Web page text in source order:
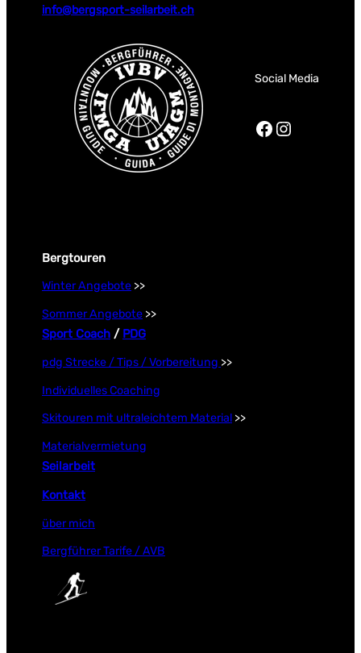
info@bergsport-seilarbeit.ch
Social Media
Facebook
Bergtouren
Winter Angebote >>
Sommer Angebote >>
Sport Coach / PDG
pdg Strecke / Tips / Vorbereitung >>
Individuelles Coaching
Skitouren mit ultraleichtem Material >>
Materialvermietung
Seilarbeit
Kontakt
über mich
Bergführer Tarife / AVB